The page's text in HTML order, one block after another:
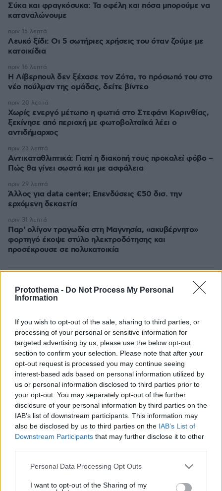
Protothema - Do Not Process My Personal
Information
If you wish to opt-out of the sale, sharing to third parties, or
processing of your personal or sensitive information for
targeted advertising by us, please use the below opt-out
section to confirm your selection. Please note that after your
opt-out request is processed you may continue seeing
interest-based ads based on personal information utilized by
us or personal information disclosed to third parties prior to
your opt-out. You may separately opt-out of the further
disclosure of your personal information by third parties on the
IAB’s list of downstream participants. This information may
also be disclosed by us to third parties on the IAB’s List of
Downstream Participants that may further disclose it to other
Please note that this website/app uses one or more Google
not limited to your visit or usage behaviour. You may click to
Personal Data Processing Opt Outs
I want to opt-out of the Sharing of my
Σύκα και φραγκόσυκα: Τα οφέλη και πόσα μπορούμε να
καταναλώνουμε
Λευκό ξίδι: Οι 5 σωτήριες χρήσεις του όταν ζούμε με
κατοικίδια
πριν 15 λεπτά
Η Λίβερπουλ δεν ξέχασε τον Ζότα, το πρόσωπό του στο
νέο πούλμαν της ομάδας, δείτε βίντεο
πριν 16 λεπτά
Χωρίς ενεργό μέτωπο η φωτιά στο Στεφάνι Κορινθίας,
ξεκίνησε από περιοχή με φωτοβολταϊκά λέει ο
αντιδήμαρχος
πριν 20 λεπτά
Αντικαταθλιπτικά: Γιατί η διακοπή τους προκαλεί φόβο –
Πώς θα γίνει σωστά και με ασφάλεια
πριν 23 λεπτά
Άλλος για data center; Επενδύσεις €50 δισ. την
ερχόμενη δεκαετία
πριν 29 λεπτά
Παρ' ολίγον τραγωδία στη Μαγνησία, «ακυβέρνητο»
φορτηγό έκοψε στύλο ηλεκτροδότησης και
προσέκρουσε σε πολυκατοικία
πριν 31 λεπτά
ΤΑ ΠΙΟ ΔΗΜΟΦΙΛΗ